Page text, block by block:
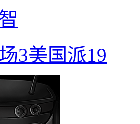
3美国派19